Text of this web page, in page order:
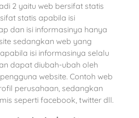
2 yaitu web bersifat statis
statis apabila isi
dan isi informasinya hanya
sedangkan web yang
isi informasinya selalu
dapat diubah-ubah oleh
website. Contoh web
perusahaan, sedangkan
seperti facebook, twitter dll.